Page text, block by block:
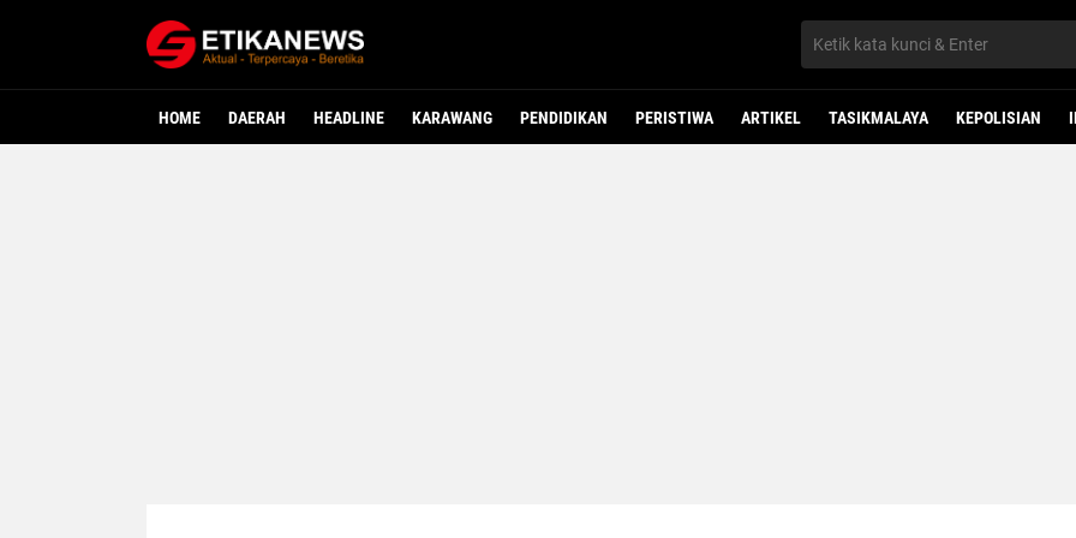
HOME DAERAH HEADLINE KARAWANG PENDIDIKAN PERISTIWA ARTIKEL TASIKMALAYA KEPOLISIAN